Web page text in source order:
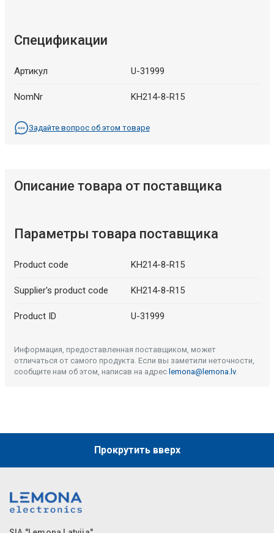
Спецификации
Артикул U-31999
NomNr KH214-8-R15
Задайте вопрос об этом товаре
Описание товара от поставщика
Параметры товара поставщика
Product code KH214-8-R15
Supplier's product code KH214-8-R15
Product ID U-31999
Информация, предоставленная поставщиком, может
отличаться от самого продукта. Если вы заметили неточности,
сообщите нам об этом, написав на адрес lemona@lemona.lv.
Прокрутить вверх